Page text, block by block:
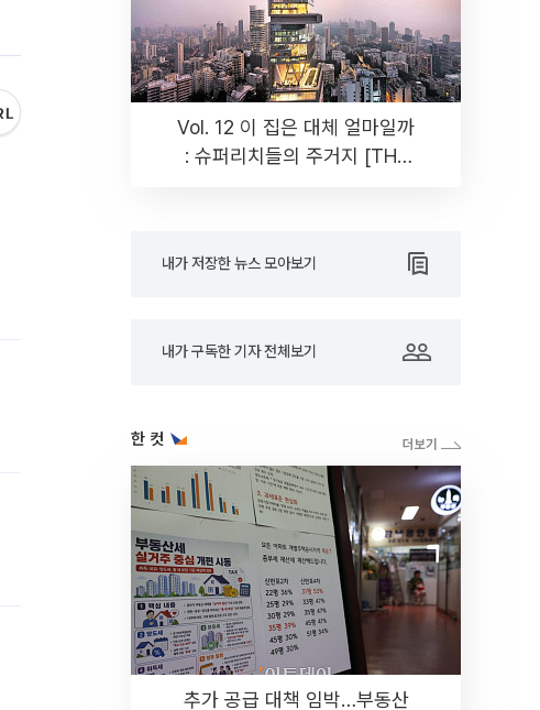
Vol. 12 이 집은 대체 얼마일까
: 슈퍼리치들의 주거지 [THE
내가 저장한 뉴스 모아보기
내가 구독한 기자 전체보기
한 컷
추가 공급 대책 임박…부동산